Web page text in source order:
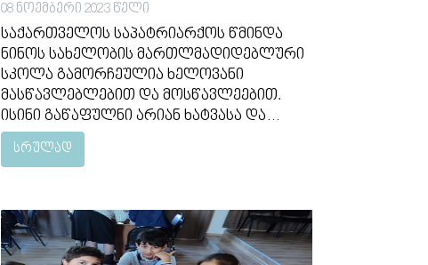
08 ნოემბერი 2023 წელი
საქართველოს საპატრიარქოს წმინდა
ნინოს სახელობის მართლმადიდებლური
სკოლა გამორჩეულია ხელოვანი
მასწავლებლებით და მოსწავლეებით.
ისინი გაწაფულნი არიან ხატვასა და
ძერწვაში. ქართულის პედაგოგი, ლეილა
თვალაბეიშვილი ლიტერატურული
თვალსაჩინოდ წარუდგენს მოსწავლეებს
მათ თოჯინურ ვარიანტს. ამჯერად მე-5ა
კლასის მოსწავლეებთან ჩატარებულმა
სრულად